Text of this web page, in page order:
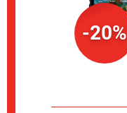
-20%